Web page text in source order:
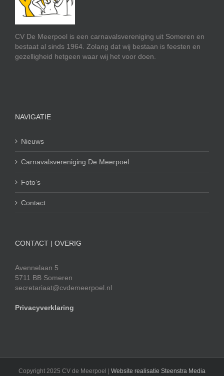
CV De Meerpoel is een carnavalsvereniging uit Someren en
bestaat al sinds 1964. Zolang dat wij bestaan is feesten en
gezelligheid hetgeen waar wij het voor doen.
NAVIGATIE
Nieuws
Carnavalsvereniging De Meerpoel
Foto’s
Contact
CONTACT | OVERIG
Avennelaan 5
5711 BB Someren
secretariaat@cvdemeerpoel.nl
Privacyverklaring
Copyright 2025 CV de Meerpoel | Website realisatie Steenstra Media